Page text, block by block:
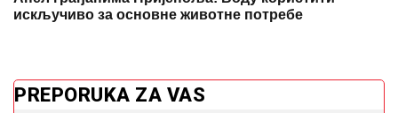
искључиво за основне животне потребе
PREPORUKA ZA VAS